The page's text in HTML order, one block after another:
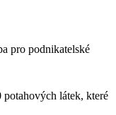
pro podnikatelské
potahových látek, které